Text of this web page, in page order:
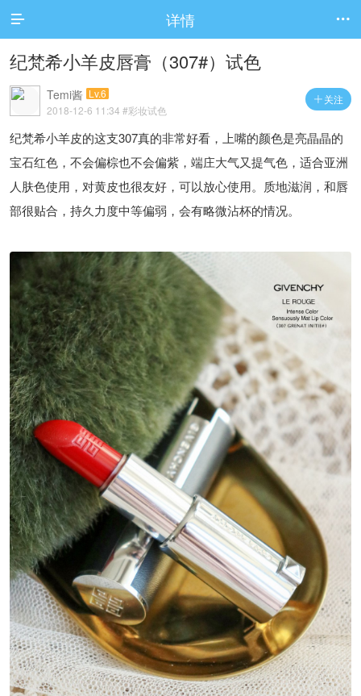
 详情 
纪梵希小羊皮唇膏（307#）试色
 关注
Temi酱 Lv.6
2018-12-6 11:34 #彩妆试色
纪梵希小羊皮的这支307真的非常好看，上嘴的颜色是亮晶晶的
宝石红色，不会偏棕也不会偏紫，端庄大气又提气色，适合亚洲
人肤色使用，对黄皮也很友好，可以放心使用。质地滋润，和唇
部很贴合，持久力度中等偏弱，会有略微沾杯的情况。